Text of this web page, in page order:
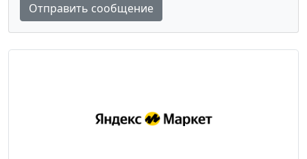
Отправить сообщение